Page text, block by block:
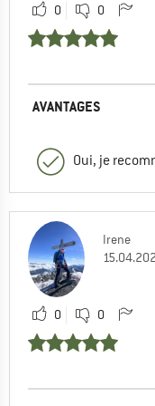
0 0
AVANTAGES
Oui, je
Irene
0 0